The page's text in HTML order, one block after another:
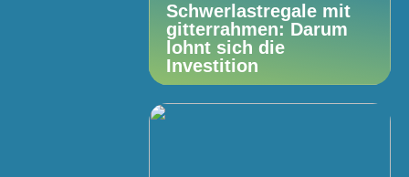
Schwerlastregale mit
gitterrahmen: Darum
lohnt sich die
Investition